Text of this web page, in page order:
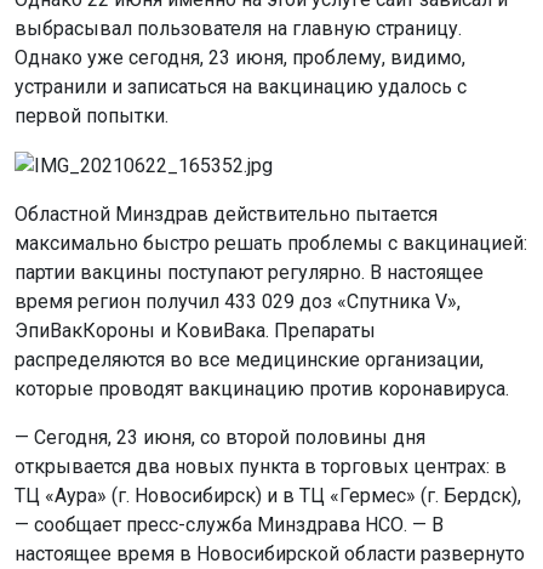
выбрасывал пользователя на главную страницу.
Однако уже сегодня, 23 июня, проблему, видимо,
устранили и записаться на вакцинацию удалось с
первой попытки.
Областной Минздрав действительно пытается
максимально быстро решать проблемы с вакцинацией:
партии вакцины поступают регулярно. В настоящее
время регион получил 433 029 доз «Спутника V»,
ЭпиВакКороны и КовиВака. Препараты
распределяются во все медицинские организации,
которые проводят вакцинацию против коронавируса.
— Сегодня, 23 июня, со второй половины дня
открывается два новых пункта в торговых центрах: в
ТЦ «Аура» (г. Новосибирск) и в ТЦ «Гермес» (г. Бердск),
— сообщает пресс-служба Минздрава НСО. — В
настоящее время в Новосибирской области развернуто